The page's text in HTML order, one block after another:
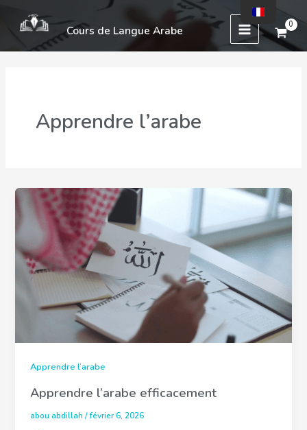
Cours de Langue Arabe
Main
Menu
Apprendre l’arabe
Apprendre l’arabe
Apprendre l’arabe efficacement
abou abdillah/février 6, 2026